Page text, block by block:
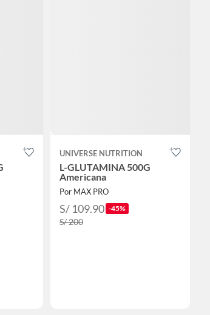
UNIVERSE NUTRITION
L-GLUTAMINA 500G
Americana
Por MAX PRO
S/ 109.90 -45%
S/ 200